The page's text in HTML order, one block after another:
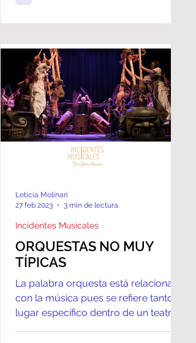
ORQUESTAS NO MUY
TÍPICAS
La palabra orquesta está relacionada
con la música pues se refiere tanto al
lugar específico dentro de un teatro
Incidentes Musicales
Leticia Molinari
27 feb 2023
3 min de lectura